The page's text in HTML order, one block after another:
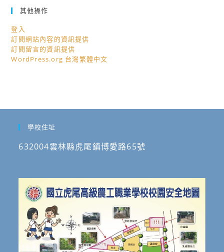
其他操作
登入
訂閱網站內容的資訊提供
訂閱留言的資訊提供
WordPress.org 台灣繁體中文
學校住址
632004雲林縣虎尾鎮博愛路65號